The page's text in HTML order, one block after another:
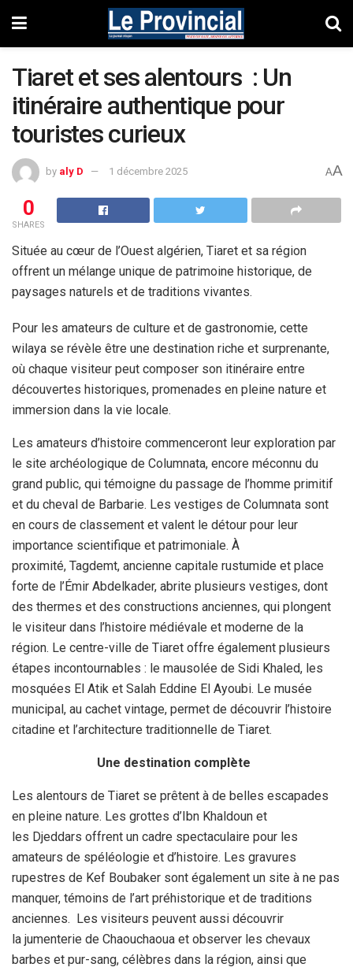
Tiaret et ses alentours : Un
itinéraire authentique pour
touristes curieux
by aly D 1 décembre 2025 AA
0
SHARES
Située au cœur de l’Ouest algérien, Tiaret et sa région
offrent un mélange unique de patrimoine historique, de
paysages naturels et de traditions vivantes.
Pour les amateurs de culture et de gastronomie, cette
wilaya se révèle être une destination riche et surprenante,
où chaque visiteur peut composer son itinéraire entre
découvertes historiques, promenades en pleine nature et
immersion dans la vie locale.
Les amateurs d’histoire commenceront leur exploration par
le site archéologique de Columnata, encore méconnu du
grand public, qui témoigne du passage de l’homme primitif
et du cheval de Barbarie. Les vestiges de Columnata sont
en cours de classement et valent le détour pour leur
importance scientifique et patrimoniale. À
proximité, Tagdemt, ancienne capitale rustumide et place
forte de l’Émir Abdelkader, abrite plusieurs vestiges, dont
des thermes et des constructions anciennes, qui plongent
le visiteur dans l’histoire médiévale et moderne de la
région. Le centre-ville de Tiaret offre également plusieurs
étapes incontournables : le mausolée de Sidi Khaled, les
mosquées El Atik et Salah Eddine El Ayoubi. Le musée
municipal, au cachet vintage, permet de découvrir l’histoire
citadine et l’architecture traditionnelle de Tiaret.
Une destination complète
Les alentours de Tiaret se prêtent à de belles escapades
en pleine nature. Les grottes d’Ibn Khaldoun et
les Djeddars offrent un cadre spectaculaire pour les
amateurs de spéléologie et d’histoire. Les gravures
rupestres de Kef Boubaker sont également un site à ne pas
manquer, témoins de l’art préhistorique et de traditions
anciennes. Les visiteurs peuvent aussi découvrir
la jumenterie de Chaouchaoua et observer les chevaux
barbes et pur-sang, célèbres dans la région, ainsi que